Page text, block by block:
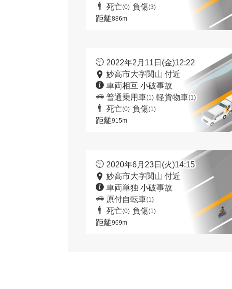
死亡(0) 負傷(3)
距離886m
2022年2月11日(金)12:22
妙高市大字関山 付近
車両相互 小破事故
普通乗用車(1) 軽貨物車(1)
死亡(0) 負傷(1)
距離915m
2020年6月23日(火)14:15
妙高市大字関山 付近
車両単独 小破事故
原付自転車(1)
死亡(0) 負傷(1)
距離969m